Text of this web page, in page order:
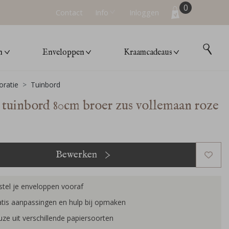
Contact Info Inloggen 0
Enveloppen Kraamcadeaus
Tuinbord
80cm broer zus vollemaan roze
Bewerken
je enveloppen vooraf
aanpassingen en hulp bij opmaken
uit verschillende papiersoorten